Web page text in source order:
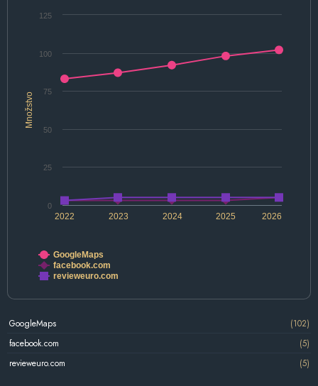
Množstvo
2022 2024 2026
2023 2025
0
25
50
75
100
125
GoogleMaps
facebook.com
revieweuro.com
GoogleMaps
(102)
facebook.com
(5)
revieweuro.com
(5)